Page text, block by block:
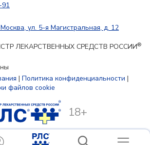
ул. 5-я Магистральная, д. 12
ЛЕКАРСТВЕННЫХ СРЕДСТВ РОССИИ®
| Политика конфиденциальности |
файлов cookie
18+